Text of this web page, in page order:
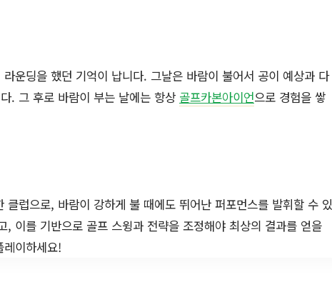
운딩을 했던 기억이 납니다. 그날은 바람이 불어서 공이 예상과 다
. 그 후로 바람이 부는 날에는 항상 골프카본아이언으로 경험을 쌓
럽으로, 바람이 강하게 불 때에도 뛰어난 퍼포먼스를 발휘할 수 있
이를 기반으로 골프 스윙과 전략을 조정해야 최상의 결과를 얻을
이하세요!